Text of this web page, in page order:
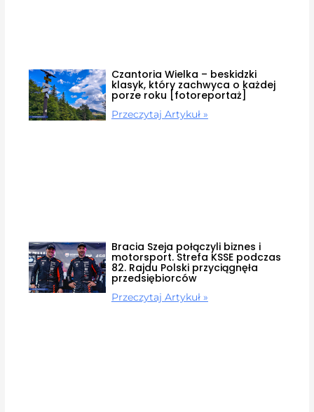
Czantoria Wielka – beskidzki
klasyk, który zachwyca o każdej
porze roku [fotoreportaż]
Przeczytaj Artykuł »
Bracia Szeja połączyli biznes i
motorsport. Strefa KSSE podczas
82. Rajdu Polski przyciągnęła
przedsiębiorców
Przeczytaj Artykuł »